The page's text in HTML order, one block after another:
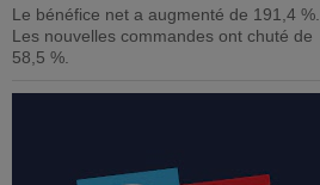
Le bénéfice net a augmenté de 191,4 %.
Les nouvelles commandes ont chuté de
58,5 %.